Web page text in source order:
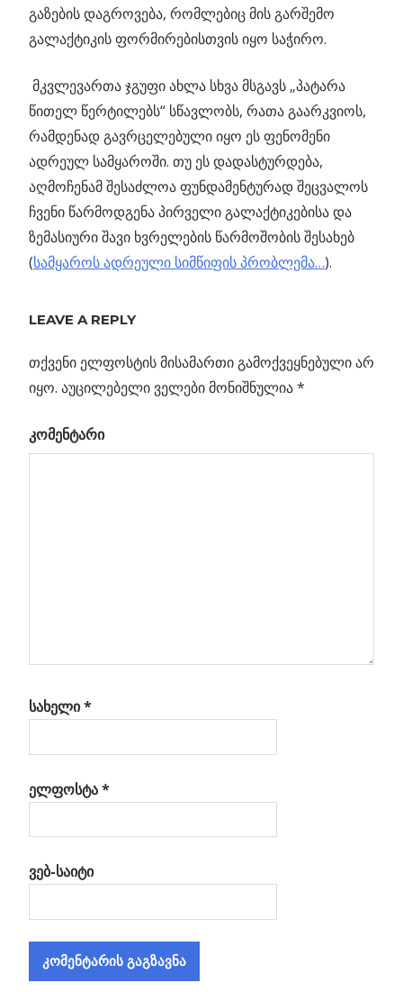
გაზების დაგროვება, რომლებიც მის გარშემო
გალაქტიკის ფორმირებისთვის იყო საჭირო.
მკვლევართა ჯგუფი ახლა სხვა მსგავს „პატარა
წითელ წერტილებს“ სწავლობს, რათა გაარკვიოს,
რამდენად გავრცელებული იყო ეს ფენომენი
ადრეულ სამყაროში. თუ ეს დადასტურდება,
აღმოჩენამ შესაძლოა ფუნდამენტურად შეცვალოს
ჩვენი წარმოდგენა პირველი გალაქტიკებისა და
ზემასიური შავი ხვრელების წარმოშობის შესახებ
(სამყაროს ადრეული სიმწიფის პრობლემა…).
ნავიგაცია
Previous
კენტავრი
ქირონი:
„ჯეიმს
კოსმოსური
LEAVE A REPLY
თქვენი ელფოსტის მისამართი გამოქვეყნებული არ
იყო. აუცილებელი ველები მონიშნულია*
კომენტარი
სახელი*
ელფოსტა*
ვებ-საიტი